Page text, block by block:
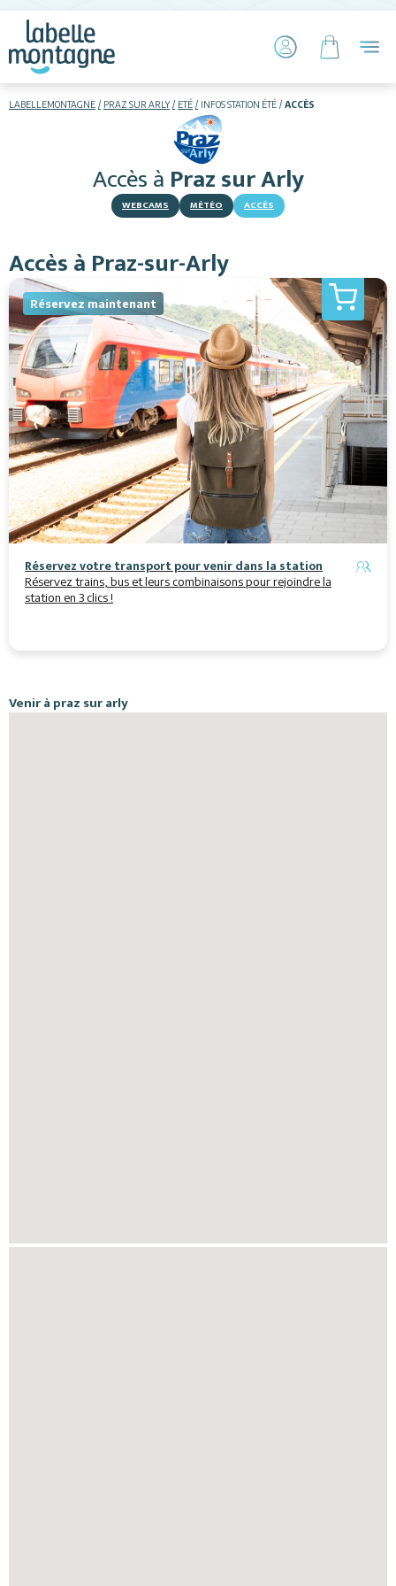
LABELLEMONTAGNE PRAZ SUR ARLY ETÉ INFOS STATION ÉTÉ ACCÈS
Accèsà Praz sur Arly
WEBCAMS MÉTÉO ACCÈS
Hébergements
VTT
+ Activités
Restauration
Animations
Accès à Praz-sur-Arly
Réservez maintenant
Réservez votre transport pour venir dans la station
Réservez trains, bus et leurs combinaisons pour rejoindre la
station en 3 clics !
Venir à praz sur arly